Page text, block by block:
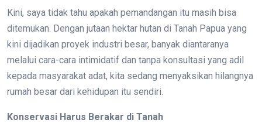
Kini, saya tidak tahu apakah pemandangan itu masih bisa
ditemukan. Dengan jutaan hektar hutan di Tanah Papua yang
kini dijadikan proyek industri besar, banyak diantaranya
melalui cara-cara intimidatif dan tanpa konsultasi yang adil
kepada masyarakat adat, kita sedang menyaksikan hilangnya
rumah besar dari kehidupan itu sendiri.
Konservasi Harus Berakar di Tanah